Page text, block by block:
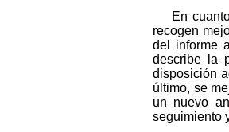
En
recogen
del informe
describe la
disposición
último, se
un nuevo
seguimiento